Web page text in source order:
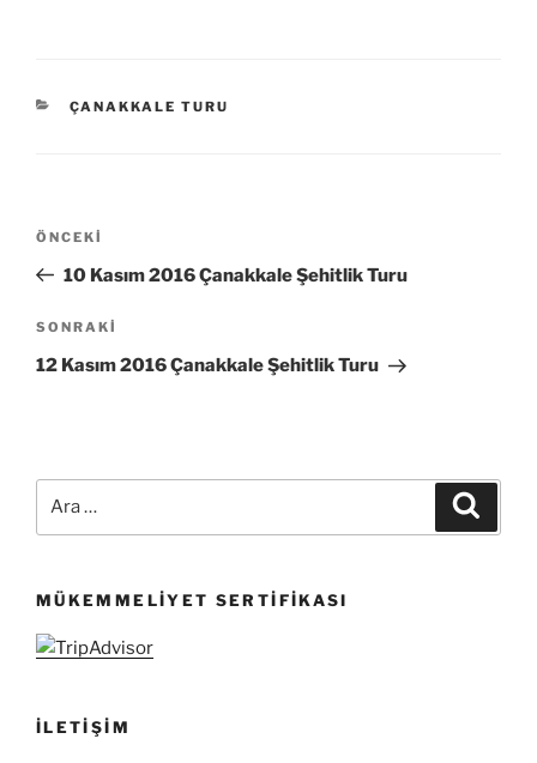
KATEGORILER
ÇANAKKALE TURU
Yazı
Önceki
Yazı
ÖNCEKI
10 Kasım 2016 Çanakkale Şehitlik Turu
Sonraki
Yazı
SONRAKI
12 Kasım 2016 Çanakkale Şehitlik Turu
MÜKEMMELIYET SERTIFIKASI
İLETIŞIM